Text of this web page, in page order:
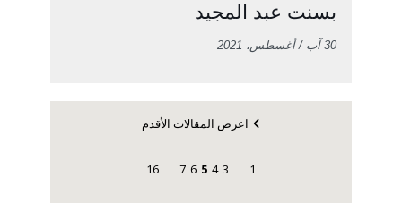
بسنت عبد المجيد
30 آب / أغسطس، 2021
اعرض المقالات الأقدم
1
…
3
4
5
6
7
…
16